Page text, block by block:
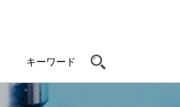
キーワード